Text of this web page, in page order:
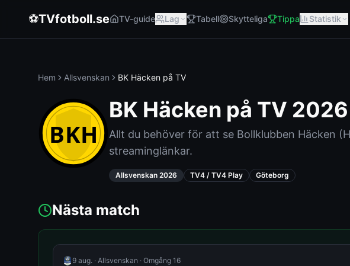
⚽TVfotboll.se TV-guide Lag Tabell Skytteliga Tippa Statistik
Hem Allsvenskan BK Häcken på TV
BKH
BK Häcken på TV
Allt du behöver för att se Bollklubben Häcken (
streaminglänkar.
Allsvenskan 2026 TV4 / TV4 Play Göteborg
Nästa match
9 aug. · Allsvenskan · Omgång 16